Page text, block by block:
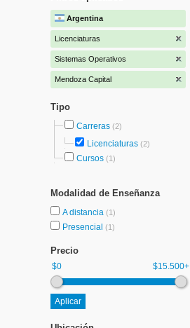
Argentina
Licenciaturas
Sistemas Operativos
Mendoza Capital
Tipo
Carreras (2)
Licenciaturas (2)
Cursos (1)
Modalidad de Enseñanza
A distancia (1)
Presencial (1)
Precio
$0 $15.500+